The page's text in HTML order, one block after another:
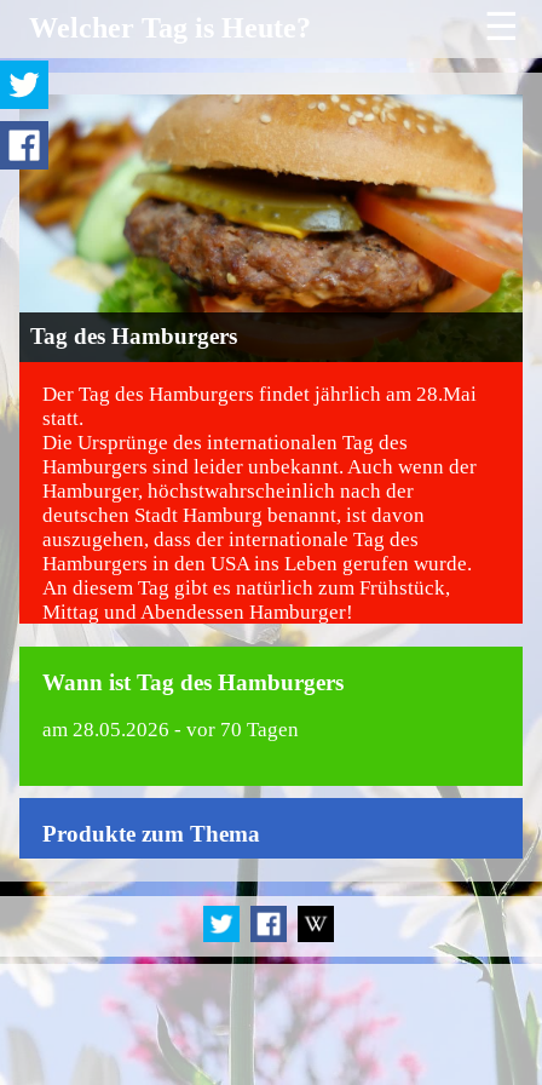
Welcher Tag is Heute? ☰
Tag des Hamburgers
©
Der Tag des Hamburgers findet jährlich am 28.Mai
statt.
Die Ursprünge des internationalen Tag des
Hamburgers sind leider unbekannt. Auch wenn der
Hamburger, höchstwahrscheinlich nach der
deutschen Stadt Hamburg benannt, ist davon
auszugehen, dass der internationale Tag des
Hamburgers in den USA ins Leben gerufen wurde.
An diesem Tag gibt es natürlich zum Frühstück,
Mittag und Abendessen Hamburger!
Wann ist Tag des Hamburgers
am 28.05.2026 - vor 70 Tagen
Produkte zum Thema